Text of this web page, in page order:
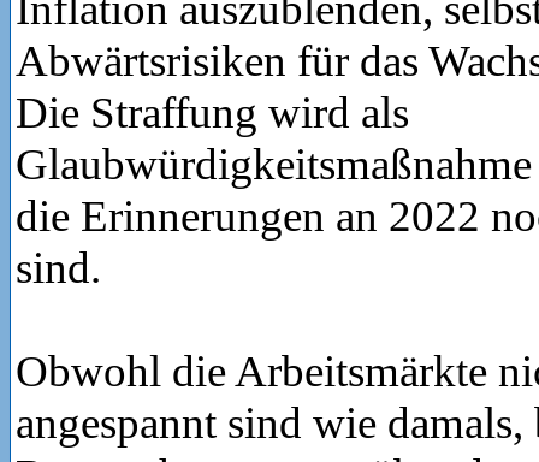
Abwärtsrisiken für das
Die Straffung wird als
die Erinnerungen an 2022
sind.
Obwohl die Arbeitsmärkte
angespannt sind wie